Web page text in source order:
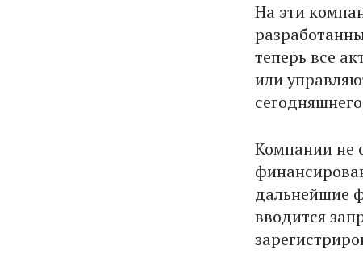
На эти
теперь все
или
Компании не
дальнейшие
вводится